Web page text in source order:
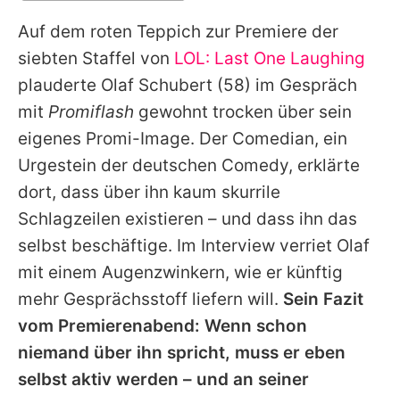
Alle Themen auf Promiflash
Jobs
App runterladen
Team
Redaktionelle Richtlinien
Impressum
Datenschutzerklärung
Utiq verwalten
Auf dem roten Teppich zur Premiere der
siebten Staffel von LOL: Last One Laughing
plauderte Olaf Schubert (58) im Gespräch
mit Promiflash gewohnt trocken über sein
eigenes Promi-Image. Der Comedian, ein
Urgestein der deutschen Comedy, erklärte
dort, dass über ihn kaum skurrile
Schlagzeilen existieren – und dass ihn das
selbst beschäftige. Im Interview verriet Olaf
mit einem Augenzwinkern, wie er künftig
mehr Gesprächsstoff liefern will. Sein Fazit
vom Premierenabend: Wenn schon
niemand über ihn spricht, muss er eben
selbst aktiv werden – und an seiner